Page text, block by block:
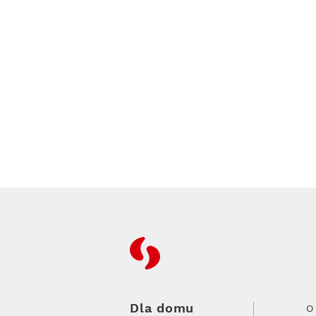
RFC
Dla domu